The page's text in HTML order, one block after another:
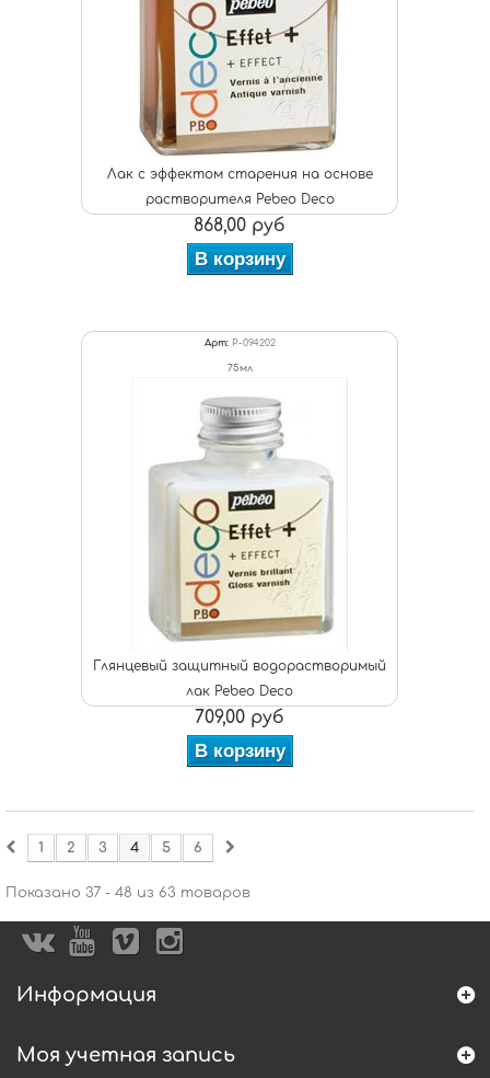
Лак с эффектом старения на основе
растворителя Pebeo Deco
868,00 руб
В корзину
Арт: P-094202
75мл
Глянцевый защитный водорастворимый
лак Pebeo Deco
709,00 руб
В корзину
1 2 3 4 5 6
Показано 37 - 48 из 63 товаров
Информация
Моя учетная запись